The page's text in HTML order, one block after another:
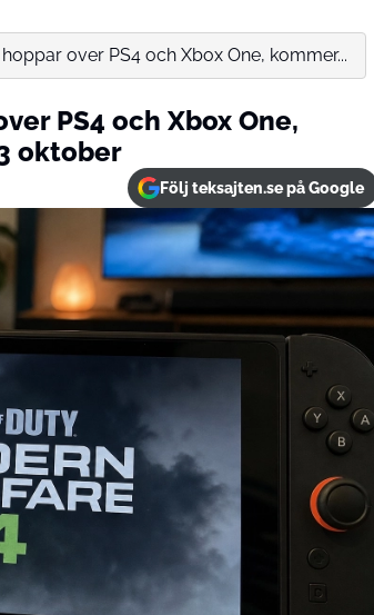
over PS4 och Xbox One, kommer...
PS4 och Xbox One,
oktober
Följ teksajten.se på Google